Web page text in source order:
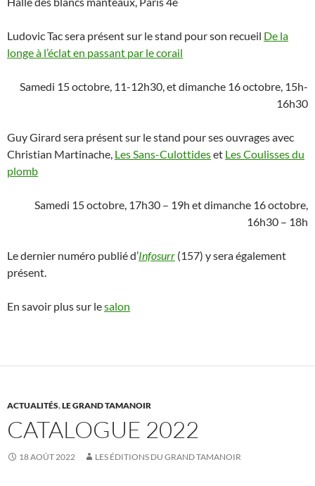
Ludovic Tac sera présent sur le stand pour son recueil De la
longe à l’éclat en passant par le corail
Samedi 15 octobre, 11-12h30, et dimanche 16 octobre, 15h-
16h30
Guy Girard sera présent sur le stand pour ses ouvrages avec
Christian Martinache, Les Sans-Culottideset Les Coulisses du
plomb
Samedi 15 octobre, 17h30 – 19h et dimanche 16 octobre,
16h30 – 18h
Le dernier numéro publié d’Infosurr (157) y sera également
présent.
En savoir plus sur lesalon
ACTUALITÉS,LE GRAND TAMANOIR
CATALOGUE 2022
18 AOÛT 2022 LES ÉDITIONS DU GRAND TAMANOIR